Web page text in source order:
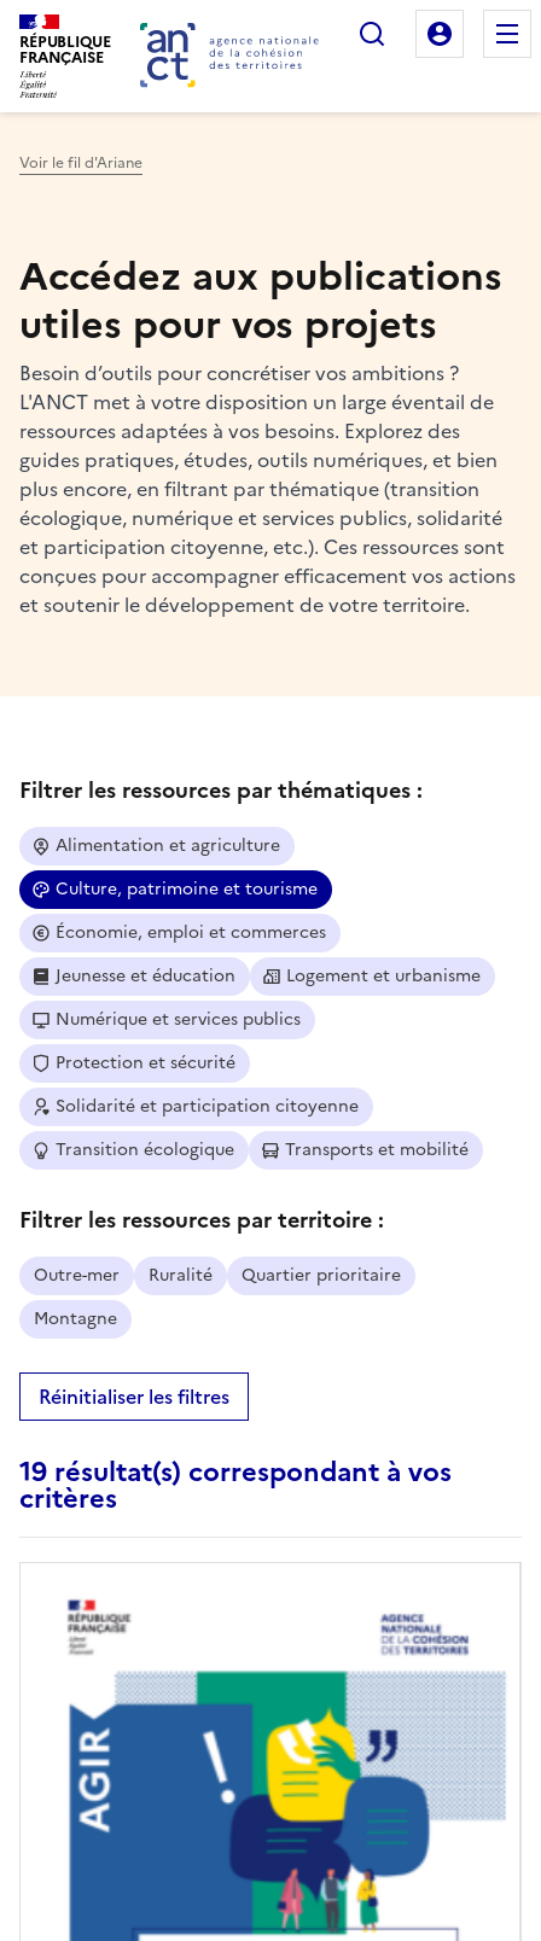
RÉPUBLIQUE
FRANÇAISE
Rechercher
Mon
Voir le fil d'Ariane
Accédez aux publications
utiles pour vos projets
Besoin d’outils pour concrétiser vos ambitions ?
L'ANCT met à votre disposition un large éventail de
ressources adaptées à vos besoins. Explorez des
guides pratiques, études, outils numériques, et bien
plus encore, en filtrant par thématique (transition
écologique, numérique et services publics, solidarité
et participation citoyenne, etc.). Ces ressources sont
conçues pour accompagner efficacement vos actions
et soutenir le développement de votre territoire.
Filtrer les ressources par thématiques :
Alimentation et agriculture
Culture, patrimoine et tourisme
Économie, emploi et commerces
Jeunesse et éducation
Logement et urbanisme
Numérique et services publics
Protection et sécurité
Solidarité et participation citoyenne
Transition écologique
Transports et mobilité
Filtrer les ressources par territoire :
Outre-mer Ruralité
Quartier prioritaire
Montagne
Réinitialiser les filtres
19 résultat(s) correspondant à vos
critères